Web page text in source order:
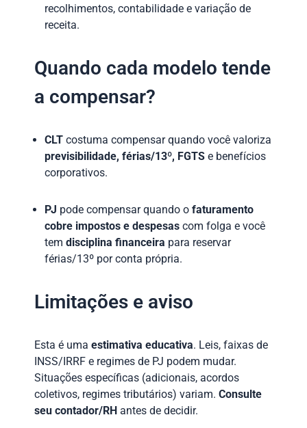
recolhimentos, contabilidade e variação de
receita.
Quando cada modelo tende
a compensar?
CLT costuma compensar quando você valoriza
previsibilidade, férias/13º, FGTS e benefícios
corporativos.
PJ pode compensar quando o faturamento
cobre impostos e despesas com folga e você
tem disciplina financeira para reservar
férias/13º por conta própria.
Limitações e aviso
Esta é uma estimativa educativa. Leis, faixas de
INSS/IRRF e regimes de PJ podem mudar.
Situações específicas (adicionais, acordos
coletivos, regimes tributários) variam. Consulte
seu contador/RH antes de decidir.